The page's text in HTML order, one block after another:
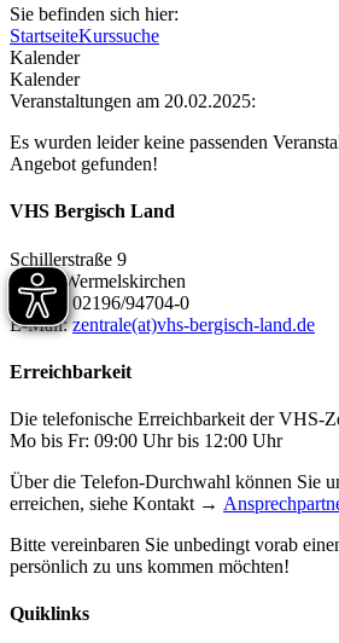
Sie befinden sich hier:
StartseiteKurssuche
Kalender
Kalender
Veranstaltungen am 20.02.2025:
Es wurden leider keine passenden
Angebot gefunden!
VHS Bergisch Land
Schillerstraße 9
42929 Wermelskirchen
Telefon 02196/94704-0
E-Mail:zentrale(at)vhs-bergisch-land.de
Erreichbarkeit
Die telefonische Erreichbarkeit der VHS-
Mo bis Fr: 09:00 Uhr bis 12:00 Uhr
Über die Telefon-Durchwahl können Sie
erreichen, siehe Kontakt →
Bitte vereinbaren Sie unbedingt vorab
persönlich zu uns kommen möchten!
Quiklinks